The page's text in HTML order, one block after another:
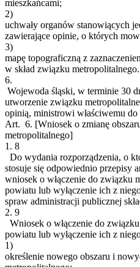
mieszkańcami;
2)
uchwały organów stanowiących
zawierające opinie, o których
3)
mapę topograficzną z
w skład związku metropolitalnego.
6.
Wojewoda śląski, w terminie 30
utworzenie związku
opinią, ministrowi właściwemu
Art. 6. [Wniosek o zmianę
metropolitalnego]
1. 8
Do wydania rozporządzenia, o
stosuje się odpowiednio przepisy
wniosek o włączenie do związku
powiatu lub wyłączenie ich z
spraw administracji publicznej
2. 9
Wniosek o włączenie do
powiatu lub wyłączenie ich z
1)
określenie nowego obszaru i